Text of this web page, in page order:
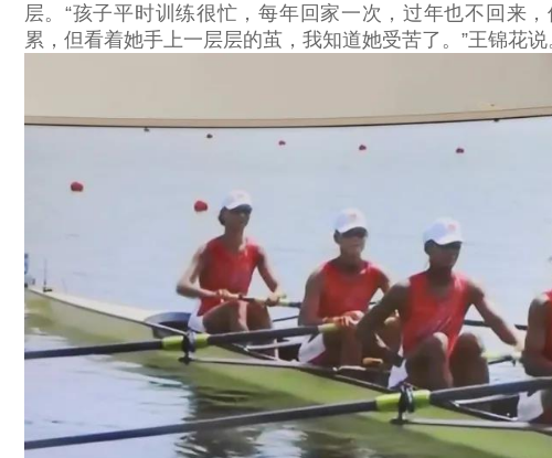
层。“孩子平时训练很忙，每年回家一次，过年也不回来
累，但看着她手上一层层的茧，我知道她受苦了。”王锦花说